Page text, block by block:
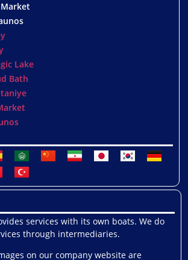
Lake
Bath
services with its own boats. We do
through intermediaries.
on our company website are